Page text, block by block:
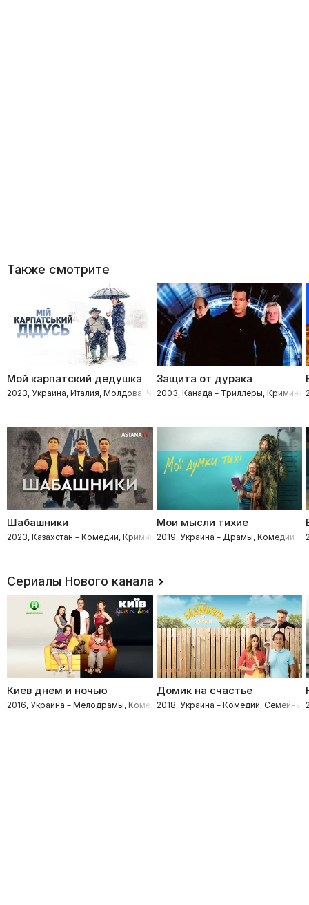
Также смотрите
Мой карпатский дедушка
2023, Украина, Италия, Молдова, Чехия – Комедии, Семейные,
Защита от дурака
2003, Канада – Триллеры,
Шабашники
2023, Казахстан – Комедии, Криминал, Детективы
Мои мысли тихие
2019, Украина – Драмы, Комедии
Сериалы Нового канала
Киев днем и ночью
2016, Украина – Мелодрамы, Комедии
Домик на счастье
2018, Украина – Комедии, Семейные